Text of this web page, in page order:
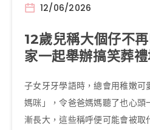
12/06/2026
12歲兒稱大個仔不
家一起舉辦搞笑葬
子女牙牙學語時，總會用稚嫩可
媽咪」，令爸爸媽媽聽了也心頭
漸長大，這些稱呼便可能會被